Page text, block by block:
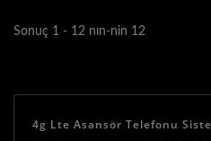
Sonuç 1 - 12 nın-nin 12
4g Lte Asansör Telefonu